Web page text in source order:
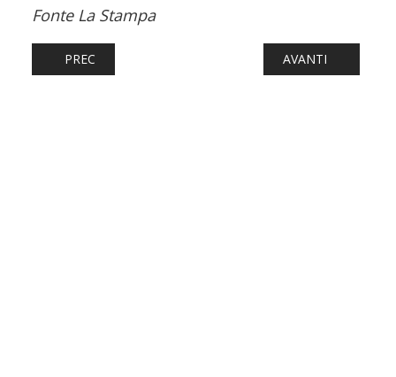
Fonte La Stampa
ARTICOLO PRECEDENTE: FERROVIE: TITAGARH
PREC ARTICOLO
AVANTI